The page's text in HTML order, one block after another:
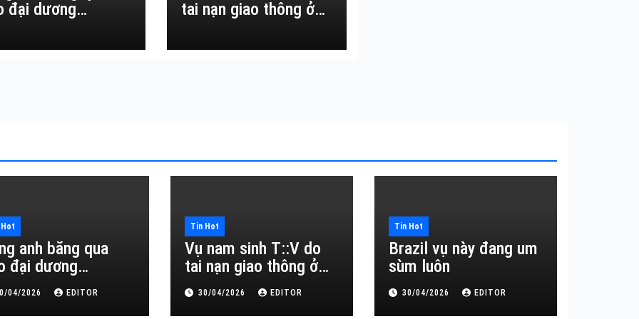
đại dương…
tai nạn giao thông ở
anh băng qua
đại dương…
04/2026 EDITOR
Tin Hot
Vụ nam sinh T::V do
tai nạn giao thông ở
Đắk Lắk
30/04/2026 EDITOR
Tin Hot
Brazil vụ này đang um
sùm luôn
30/04/2026 EDITOR